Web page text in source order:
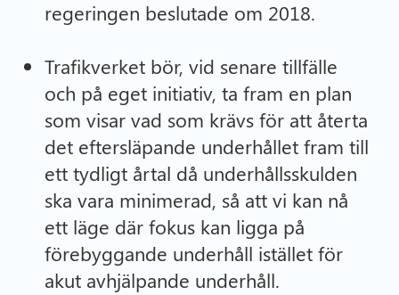
regeringen beslutade om 2018.
Trafikverket bör, vid senare tillfälle
och på eget initiativ, ta fram en plan
som visar vad som krävs för att återta
det eftersläpande underhållet fram till
ett tydligt årtal då underhållsskulden
ska vara minimerad, så att vi kan nå
ett läge där fokus kan ligga på
förebyggande underhåll istället för
akut avhjälpande underhåll.